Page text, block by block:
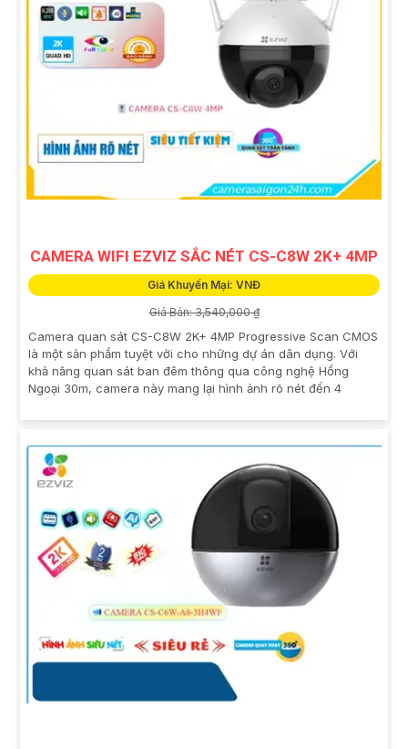
CAMERA WIFI EZVIZ SẮC NÉT CS-C8W 2K+ 4MP
Giá Khuyến Mại: VNĐ
Giá Bán: 3,540,000 ₫
Camera quan sát CS-C8W 2K+ 4MP Progressive Scan CMOS
là một sản phẩm tuyệt vời cho những dự án dân dụng. Với
khả năng quan sát ban đêm thông qua công nghệ Hồng
Ngoại 30m, camera này mang lại hình ảnh rõ nét đến 4